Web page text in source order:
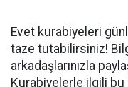
Evet kurabiyeleri
taze tutabilirsiniz!
arkadaşlarınızla
Kurabiyelerle ilgili